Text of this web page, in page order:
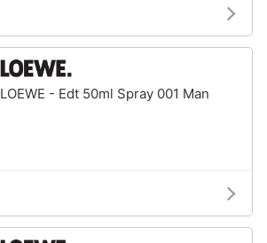
LOEWE - Edt 50ml Spray 001 Man